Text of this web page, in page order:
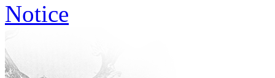
Notice